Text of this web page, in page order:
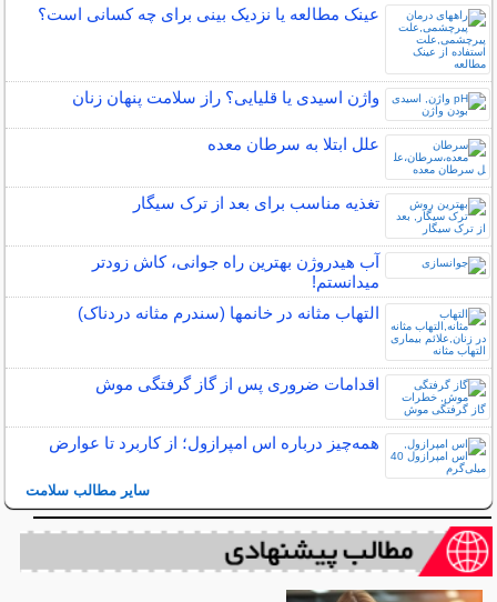
عینک مطالعه یا نزدیک بینی برای چه کسانی است؟
واژن اسیدی یا قلیایی؟ راز سلامت پنهان زنان
علل ابتلا به سرطان معده
تغذیه مناسب برای بعد از ترک سیگار
آب هیدروژن بهترین راه جوانی، کاش زودتر
میدانستم!
التهاب مثانه در خانمها (سندرم مثانه دردناک)
اقدامات ضروری پس از گاز گرفتگی موش
همه‌چیز درباره اس امپرازول؛ از کاربرد تا عوارض
سایر مطالب سلامت